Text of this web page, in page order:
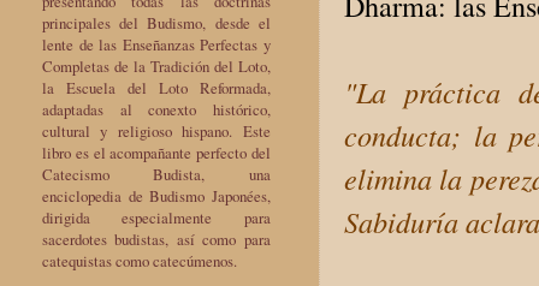
"La práctica
conducta; la
elimina la
Sabiduría
principales del Budismo, desde el
lente de las Enseñanzas Perfectas y
Completas de la Tradición del Loto,
la Escuela del Loto Reformada,
adaptadas al conexto histórico,
cultural y religioso hispano. Este
libro es el acompañante perfecto del
Catecismo Budista, una
enciclopedia de Budismo Japonées,
dirigida especialmente para
sacerdotes budistas, así como para
catequistas como catecúmenos.